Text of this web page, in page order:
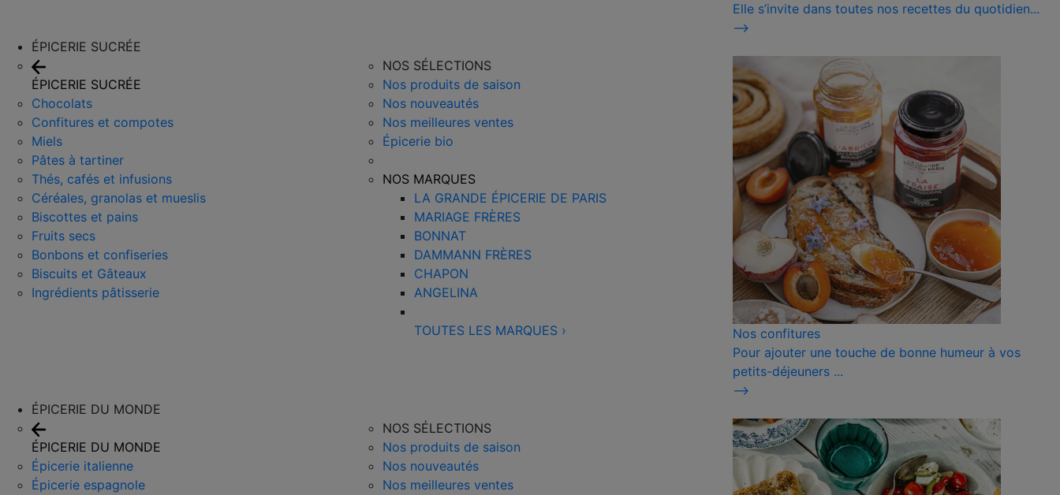
Elle s’invite dans toutes nos recettes du quotidien...
⟶
ÉPICERIE SUCRÉE
ÉPICERIE SUCRÉE
Chocolats
Confitures et compotes
Miels
Pâtes à tartiner
Thés, cafés et infusions
Céréales, granolas et mueslis
Biscottes et pains
Fruits secs
Bonbons et confiseries
Biscuits et Gâteaux
Ingrédients pâtisserie
NOS SÉLECTIONS
Nos produits de saison
Nos nouveautés
Nos meilleures ventes
Épicerie bio
NOS MARQUES
LA GRANDE ÉPICERIE DE PARIS
MARIAGE FRÈRES
BONNAT
DAMMANN FRÈRES
CHAPON
ANGELINA
TOUTES LES MARQUES ›
Nos confitures
Pour ajouter une touche de bonne humeur à vos
petits-déjeuners ...
⟶
ÉPICERIE DU MONDE
ÉPICERIE DU MONDE
Épicerie italienne
Épicerie espagnole
NOS SÉLECTIONS
Nos produits de saison
Nos nouveautés
Nos meilleures ventes